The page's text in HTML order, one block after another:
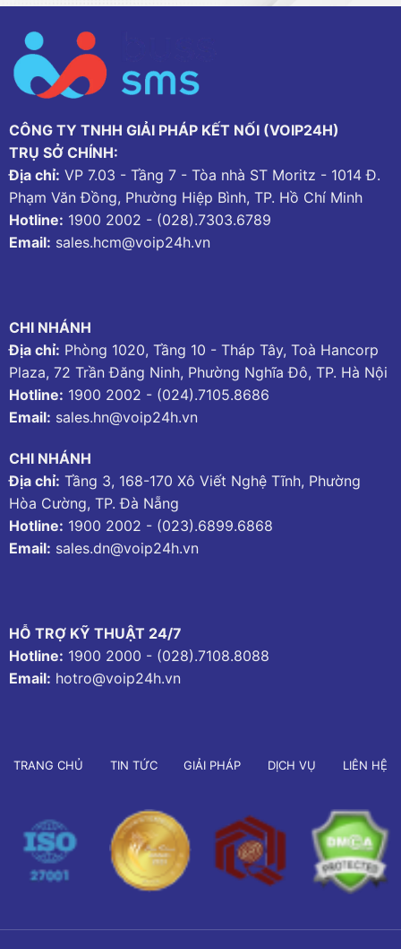
CÔNG TY TNHH GIẢI PHÁP KẾT NỐI (VOIP24H)
TRỤ SỞ CHÍNH:
Địa chỉ: VP 7.03 - Tầng 7 - Tòa nhà ST Moritz - 1014 Đ.
Phạm Văn Đồng, Phường Hiệp Bình, TP. Hồ Chí Minh
Hotline: 1900 2002 - (028).7303.6789
Email: sales.hcm@voip24h.vn
CHI NHÁNH
Địa chỉ: Phòng 1020, Tầng 10 - Tháp Tây, Toà Hancorp
Plaza, 72 Trần Đăng Ninh, Phường Nghĩa Đô, TP. Hà Nội
Hotline: 1900 2002 - (024).7105.8686
Email: sales.hn@voip24h.vn
CHI NHÁNH
Địa chỉ: Tầng 3, 168-170 Xô Viết Nghệ Tĩnh, Phường
Hòa Cường, TP. Đà Nẵng
Hotline: 1900 2002 - (023).6899.6868
Email: sales.dn@voip24h.vn
HỖ TRỢ KỸ THUẬT 24/7
Hotline: 1900 2000 - (028).7108.8088
Email: hotro@voip24h.vn
TRANG CHỦ TIN TỨC GIẢI PHÁP DỊCH VỤ LIÊN HỆ